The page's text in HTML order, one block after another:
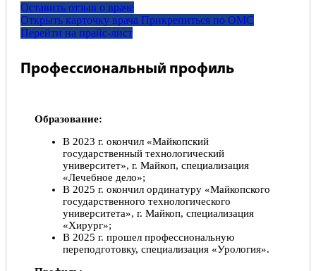
Оставить отзыв о враче
Открыть карточку врача Прикрепитьcя по ОМС
Перейти на прайс-лист
Профессиональный профиль
Образование:
В 2023 г. окончил «Майкопский
государственный технологический
университет», г. Майкоп, специализация
«Лечебное дело»;
В 2025 г. окончил ординатуру «Майкопского
государственного технологического
университета», г. Майкоп, специализация
«Хирург»;
В 2025 г. прошел профессиональную
переподготовку, специализация «Урология».